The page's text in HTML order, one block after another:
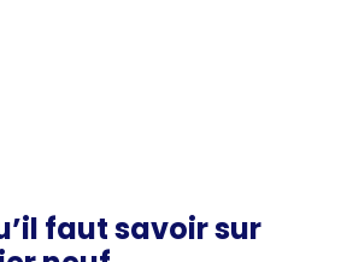
faut savoir sur